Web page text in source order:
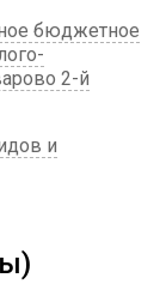
бюджетное
2-й
и